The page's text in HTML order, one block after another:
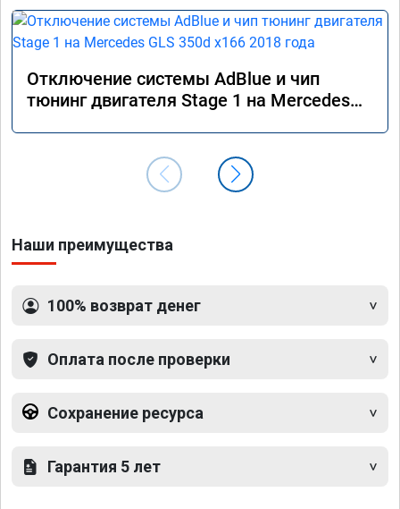
Отключение системы AdBlue и чип
тюнинг двигателя Stage 1 на Mercedes
Наши преимущества
100% возврат денег
Оплата после проверки
Сохранение ресурса
Гарантия 5 лет